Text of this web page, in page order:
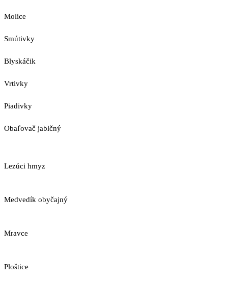
Molice
Smútivky
Blyskáčik
Vrtivky
Piadivky
Obaľovač jablčný
Lezúci hmyz
Medvedík obyčajný
Mravce
Ploštice